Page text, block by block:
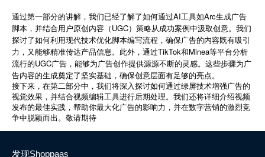
通过第一部分的讲解，我们已经了解了如何通过AI工具如Arc生成广告
脚本，并结合用户原创内容（UGC）策略从成功案例中汲取创意。我们
探讨了如何利用现代技术优化脚本编写流程，确保广告的内容既有吸引
力，又能够精准传达产品信息。此外，通过TikTok和Minea等平台分析
流行的UGC广告，能够为广告创作提供源源不断的灵感。这些步骤为广
告内容的生成奠定了坚实基础，确保创意层面有足够的亮点。
接下来，在第二部分中，我们将深入探讨如何通过绿屏技术增强广告的
视觉效果，并结合视频编辑工具进行后期处理。我们还将详细介绍视频
发布的最佳实践，帮助你最大化广告的影响力，并在数字营销的激烈竞
争中脱颖而出。敬请期待
发现Shoppaas